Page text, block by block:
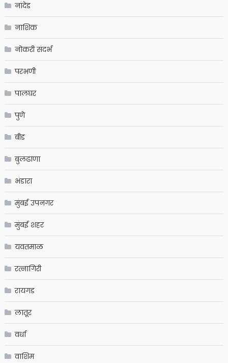
नांदेड
नाशिक
नोकरी संदर्भ
परभणी
पालघर
पुणे
बीड
बुलढाणा
भंडारा
मुंबई उपनगर
मुंबई शहर
यवतमाळ
रत्नागिरी
रायगड
लातूर
वर्धा
वाशिम